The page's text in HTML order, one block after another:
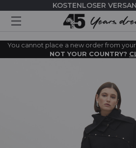
KOSTENLOSER
You cannot place a new order from
NOT YOUR COUNTRY?